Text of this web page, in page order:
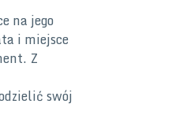
na jego
i miejsce
Z
swój